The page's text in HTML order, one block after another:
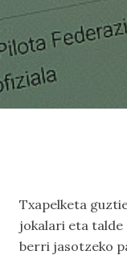
Txapelketa
jokalari eta talde
berri jasotzeko